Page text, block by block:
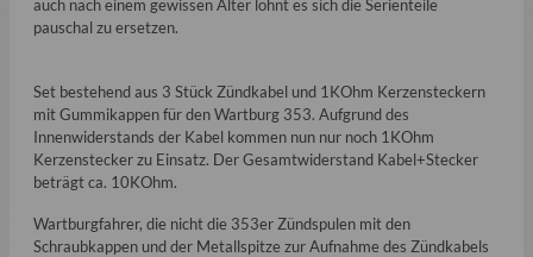
auch nach einem gewissen Alter lohnt es sich die Serienteile
pauschal zu ersetzen.
Set bestehend aus 3 Stück Zündkabel und 1KOhm Kerzensteckern
mit Gummikappen für den Wartburg 353. Aufgrund des
Innenwiderstands der Kabel kommen nun nur noch 1KOhm
Kerzenstecker zu Einsatz. Der Gesamtwiderstand Kabel+Stecker
beträgt ca. 10KOhm.
Wartburgfahrer, die nicht die 353er Zündspulen mit den
Schraubkappen und der Metallspitze zur Aufnahme des Zündkabels